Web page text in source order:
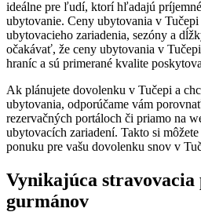
ideálne pre ľudí, ktorí hľadajú
ubytovanie. Ceny ubytovania v
ubytovacieho zariadenia, sezóny a
očakávať, že ceny ubytovania v
hraníc a sú primerané kvalite
Ak plánujete dovolenku v Tučepi a
ubytovania, odporúčame vám
rezervačných portáloch či priamo na
ubytovacích zariadení. Takto si
ponuku pre vašu dovolenku snov v
Vynikajúca stravovacia
gurmánov